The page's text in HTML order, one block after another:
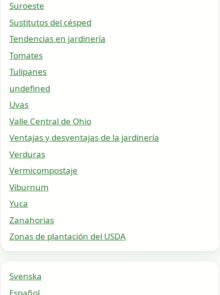
Suroeste
Sustitutos del césped
Tendencias en jardinería
Tomates
Tulipanes
undefined
Uvas
Valle Central de Ohio
Ventajas y desventajas de la jardinería
Verduras
Vermicompostaje
Viburnum
Yuca
Zanahorias
Zonas de plantación del USDA
Svenska
Español